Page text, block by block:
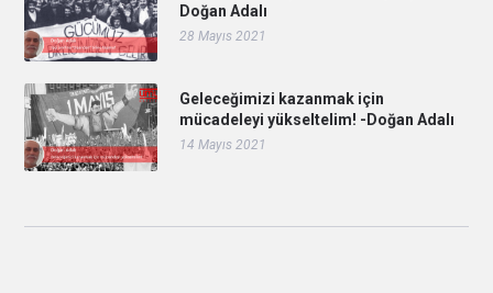
Doğan Adalı
28 Mayıs 2021
Geleceğimizi kazanmak için
mücadeleyi yükseltelim! -Doğan Adalı
14 Mayıs 2021